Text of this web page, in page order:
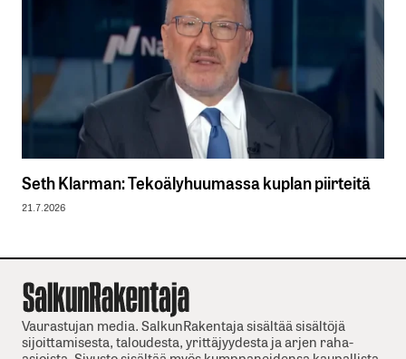
Seth Klarman: Tekoälyhuumassa kuplan piirteitä
21.7.2026
Vaurastujan media. SalkunRakentaja sisältää sisältöjä
sijoittamisesta, taloudesta, yrittäjyydesta ja arjen raha-